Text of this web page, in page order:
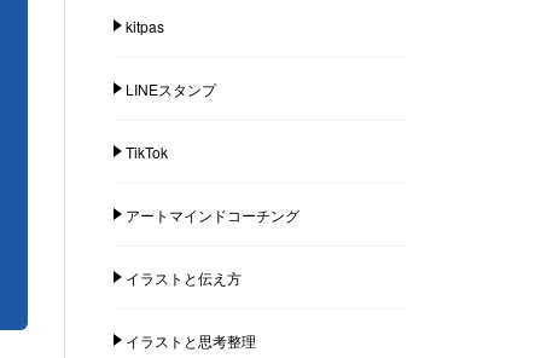
kitpas
LINEスタンプ
TikTok
アートマインドコーチング
イラストと伝え方
イラストと思考整理